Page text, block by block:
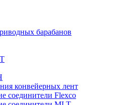
барабанов
конвейерных лент
соединители Flexco